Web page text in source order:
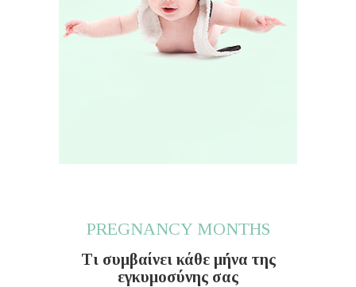
PREGNANCY MONTHS
Τι συμβαίνει κάθε μήνα της
εγκυμοσύνης σας